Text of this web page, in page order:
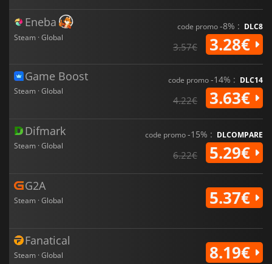
Eneba
Steam · Global
code promo-8% : DLC8
3.57€ 3.28€
Game Boost
Steam · Global
code promo-14% : DLC14
4.22€ 3.63€
Difmark
Steam · Global
code promo-15% : DLCOMPARE
6.22€ 5.29€
G2A
Steam · Global 5.37€
Fanatical
Steam · Global 8.19€